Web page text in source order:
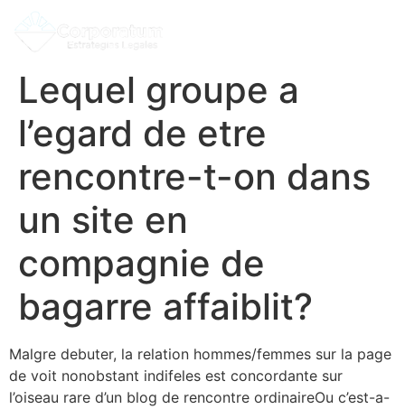
Lequel groupe a
l’egard de etre
rencontre-t-on dans
un site en
compagnie de
bagarre affaiblit?
Malgre debuter, la relation hommes/femmes sur la page
de voit nonobstant indifeles est concordante sur
l’oiseau rare d’un blog de rencontre ordinaireOu c’est-a-